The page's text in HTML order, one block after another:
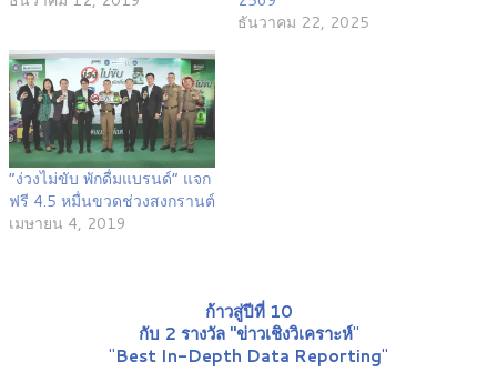
ธันวาคม 22, 2025
“ง่วงไม่ขับ พักดื่มแบรนด์” แจก
ฟรี 4.5 หมื่นขวดช่วงสงกรานต์
เมษายน 4, 2019
ก้าวสู่ปีที่ 10
กับ 2 รางวัล "ข่าวเชิงวิเคราะห์"
"Best In-Depth Data Reporting"